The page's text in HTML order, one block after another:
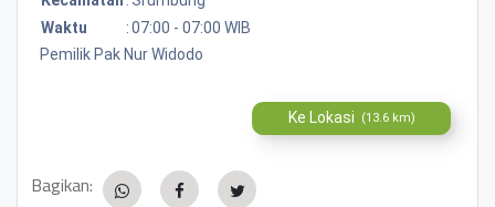
Waktu
:07:00 - 07:00 WIB
Pemilik Pak Nur Widodo
Ke Lokasi (13.6 km)
Bagikan: